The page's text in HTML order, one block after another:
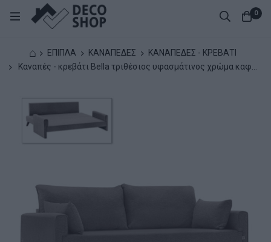
0
⌂ ΕΠΙΠΛΑ ΚΑΝΑΠΕΔΕΣ
ΚΑΝΑΠΕΔΕΣ - ΚΡΕΒΑΤΙ
Καναπές - κρεβάτι Bella τριθέσιος υφασμάτινος χρώμα καφέ